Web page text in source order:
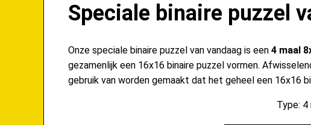
Speciale binaire puzzel
Onze speciale binaire puzzel van vandaag is een 4 maal
gezamenlijk een 16x16 binaire puzzel vormen.
gebruik van worden gemaakt dat het geheel een 16x16
Type: 4